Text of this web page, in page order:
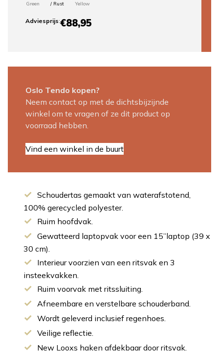
Green
/ Rust
Yellow
Adviesprijs:€88,95
Oslo Tendo kopen?
Neem contact op met de dichtsbijzijnde
winkel om te vragen of ze dit product op
voorraad hebben.
Vind een winkel in de buurt
Schoudertas gemaakt van waterafstotend,
100% gerecycled polyester.
Ruim hoofdvak.
Gewatteerd laptopvak voor een 15”laptop (39 x
30 cm).
Interieur voorzien van een ritsvak en 3
insteekvakken.
Ruim voorvak met ritssluiting.
Afneembare en verstelbare schouderband.
Wordt geleverd inclusief regenhoes.
Veilige reflectie.
New Looxs haken afdekbaar door ritsvak.